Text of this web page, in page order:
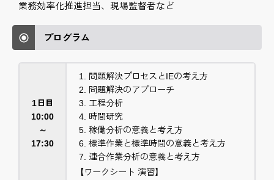
業務効率化推進担当、現場監督者など
プログラム
1日目
10:00
～
17:30
問題解決プロセスとIEの考え方
問題解決のアプローチ
工程分析
時間研究
稼働分析の意義と考え方
標準作業と標準時間の意義と考え方
連合作業分析の意義と考え方
【ワークシート 演習】